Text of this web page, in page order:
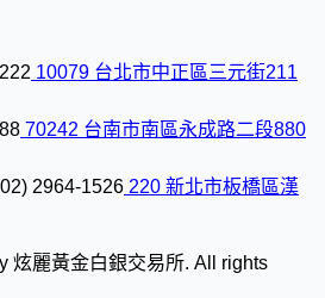
10079 台北市中正區三元街211
70242 台南市南區永成路二段880
2964-1526 220 新北市板橋區漢
炫麗黃金白銀交易所. All rights